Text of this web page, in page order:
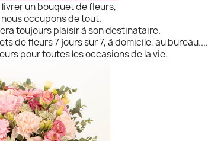
un bouquet de fleurs,
occupons de tout.
toujours plaisir à son destinataire.
de fleurs 7 jours sur 7, à domicile, au bureau....
pour toutes les occasions de la vie.